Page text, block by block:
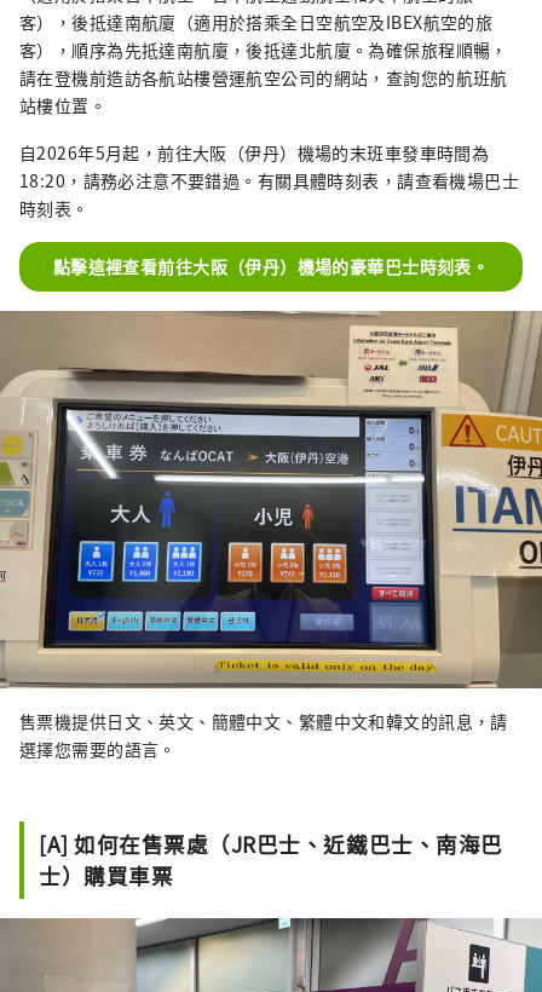
客），後抵達南航廈（適用於搭乘全日空航空及IBEX航空的旅
客），順序為先抵達南航廈，後抵達北航廈。為確保旅程順暢，
請在登機前造訪各航站樓營運航空公司的網站，查詢您的航班航
站樓位置。
自2026年5月起，前往大阪（伊丹）機場的末班車發車時間為
18:20，請務必注意不要錯過。有關具體時刻表，請查看機場巴士
時刻表。
點擊這裡查看前往大阪（伊丹）機場的豪華巴士時刻表。
售票機提供日文、英文、簡體中文、繁體中文和韓文的訊息，請
選擇您需要的語言。
[A] 如何在售票處（JR巴士、近鐵巴士、南海巴
士）購買車票